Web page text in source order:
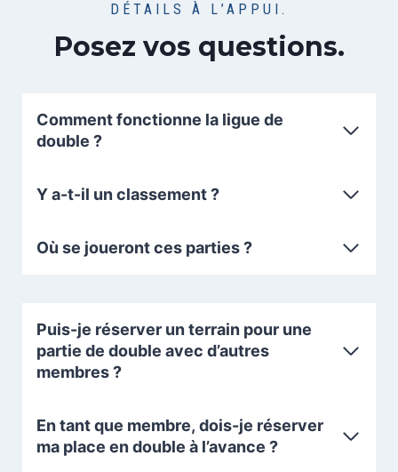
DÉTAILS À L’APPUI.
Posez vos questions.
Comment fonctionne la ligue de
double ?
Y a-t-il un classement ?
Où se joueront ces parties ?
Puis-je réserver un terrain pour une
partie de double avec d’autres
membres ?
En tant que membre, dois-je réserver
ma place en double à l’avance ?